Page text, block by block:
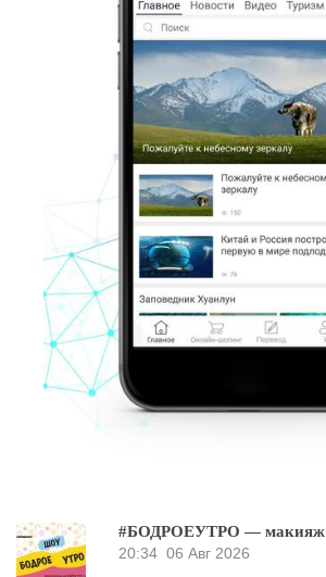
#БОДРОЕУТРО — макияж
20:34 06 Авг 2026